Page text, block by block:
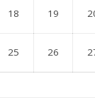
18 19
25 26